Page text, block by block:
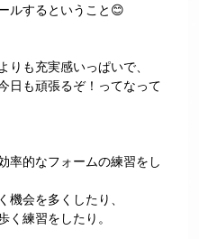
ルするということ😊
りも充実感いっぱいで、
日も頑張るぞ！ってなって
率的なフォームの練習をし
機会を多くしたり、
く練習をしたり。